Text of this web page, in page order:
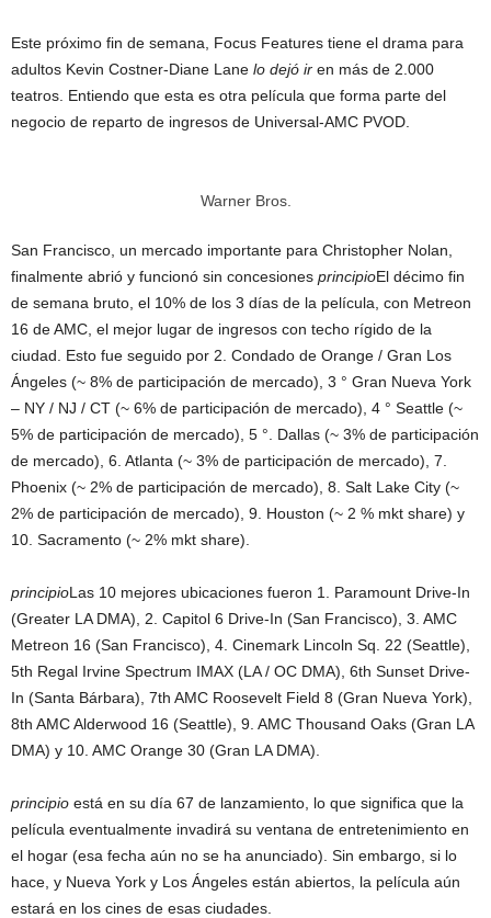
Este próximo fin de semana, Focus Features tiene el drama para
adultos Kevin Costner-Diane Lane lo dejó ir en más de 2.000
teatros. Entiendo que esta es otra película que forma parte del
negocio de reparto de ingresos de Universal-AMC PVOD.
Warner Bros.
San Francisco, un mercado importante para Christopher Nolan,
finalmente abrió y funcionó sin concesiones principioEl décimo fin
de semana bruto, el 10% de los 3 días de la película, con Metreon
16 de AMC, el mejor lugar de ingresos con techo rígido de la
ciudad. Esto fue seguido por 2. Condado de Orange / Gran Los
Ángeles (~ 8% de participación de mercado), 3 ° Gran Nueva York
– NY / NJ / CT (~ 6% de participación de mercado), 4 ° Seattle (~
5% de participación de mercado), 5 °. Dallas (~ 3% de participación
de mercado), 6. Atlanta (~ 3% de participación de mercado), 7.
Phoenix (~ 2% de participación de mercado), 8. Salt Lake City (~
2% de participación de mercado), 9. Houston (~ 2 % mkt share) y
10. Sacramento (~ 2% mkt share).
principioLas 10 mejores ubicaciones fueron 1. Paramount Drive-In
(Greater LA DMA), 2. Capitol 6 Drive-In (San Francisco), 3. AMC
Metreon 16 (San Francisco), 4. Cinemark Lincoln Sq. 22 (Seattle),
5th Regal Irvine Spectrum IMAX (LA / OC DMA), 6th Sunset Drive-
In (Santa Bárbara), 7th AMC Roosevelt Field 8 (Gran Nueva York),
8th AMC Alderwood 16 (Seattle), 9. AMC Thousand Oaks (Gran LA
DMA) y 10. AMC Orange 30 (Gran LA DMA).
principio está en su día 67 de lanzamiento, lo que significa que la
película eventualmente invadirá su ventana de entretenimiento en
el hogar (esa fecha aún no se ha anunciado). Sin embargo, si lo
hace, y Nueva York y Los Ángeles están abiertos, la película aún
estará en los cines de esas ciudades.